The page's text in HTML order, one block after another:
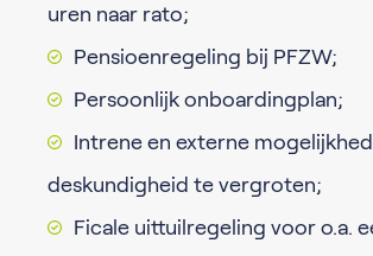
uren naar rato;
Pensioenregeling bij PFZW;
Persoonlijk onboardingplan;
Intrene en externe
deskundigheid te vergroten;
Ficale uittuilregeling voor o.a.